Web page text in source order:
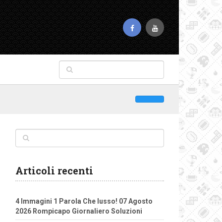
Articoli recenti
4 Immagini 1 Parola Che lusso! 07 Agosto
2026 Rompicapo Giornaliero Soluzioni